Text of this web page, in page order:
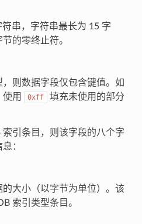
符串，字符串最长为 15 字
的零终止符。
则数据字段仅包含键值。如
用
0xff
填充未使用的部分
索引条目，则该字段的八个字
：
的大小（以字节为单位）。该
索引类型条目。